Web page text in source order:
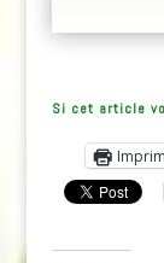
Si cet article